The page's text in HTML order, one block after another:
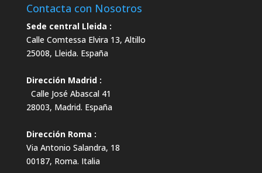
Contacta con Nosotros
Sede central Lleida :
Calle Comtessa Elvira 13, Altillo
25008, Lleida. España
Dirección Madrid :
Calle José Abascal 41
28003, Madrid. España
Dirección Roma :
Via Antonio Salandra, 18
00187, Roma. Italia